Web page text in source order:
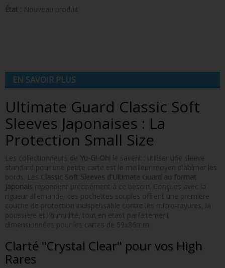
État : Nouveau produit
EN SAVOIR PLUS
Ultimate Guard Classic Soft
Sleeves Japonaises : La
Protection Small Size
Les collectionneurs de Yu-Gi-Oh! le savent : utiliser une sleeve
standard pour une petite carte est le meilleur moyen d'abîmer les
bords. Les Classic Soft Sleeves d'Ultimate Guard au format
Japonais répondent précisément à ce besoin. Conçues avec la
rigueur allemande, ces pochettes souples offrent une première
couche de protection indispensable contre les micro-rayures, la
poussière et l'humidité, tout en étant parfaitement
dimensionnées pour les cartes de 59x86mm.
Clarté "Crystal Clear" pour vos High
Rares